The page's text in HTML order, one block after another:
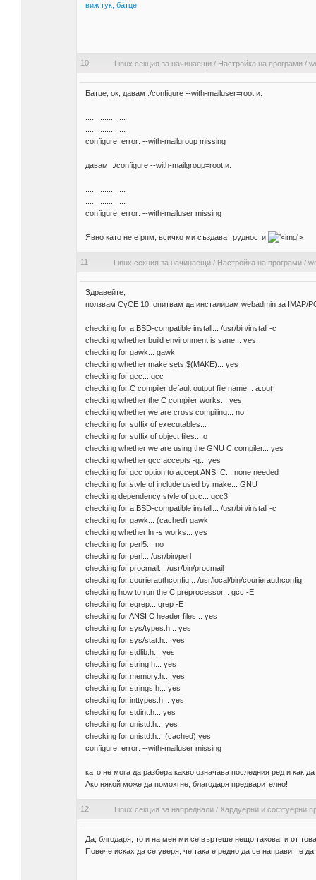
виж тук, батце
10 Linux секция за начинаещи/ Настройка на програми/
Батце, ок, давам ./configure --with-mailuser=root и:
configure: error: --with-mailgroup missing
давам ./configure --with-mailgroup=root и:
configure: error: --with-mailuser missing
Явно като не е рпм, всичко ми създава трудности '>
11 Linux секция за начинаещи/ Настройка на програми/
Здравейте,
ползвам СуСЕ 10; опитвам да инсталирам webadmin за IMAP/
checking for a BSD-compatible install... /usr/bin/install -c
checking whether build environment is sane... yes
checking for gawk... gawk
checking whether make sets $(MAKE)... yes
checking for gcc... gcc
checking for C compiler default output file name... a.out
checking whether the C compiler works... yes
checking whether we are cross compiling... no
checking for suffix of executables...
checking for suffix of object files... o
checking whether we are using the GNU C compiler... yes
checking whether gcc accepts -g... yes
checking for gcc option to accept ANSI C... none needed
checking for style of include used by make... GNU
checking dependency style of gcc... gcc3
checking for a BSD-compatible install... /usr/bin/install -c
checking for gawk... (cached) gawk
checking whether ln -s works... yes
checking for perl5... no
checking for perl... /usr/bin/perl
checking for procmail... /usr/bin/procmail
checking for courierauthconfig... /usr/local/bin/courierauthconfig
checking how to run the C preprocessor... gcc -E
checking for egrep... grep -E
checking for ANSI C header files... yes
checking for sys/types.h... yes
checking for sys/stat.h... yes
checking for stdlib.h... yes
checking for string.h... yes
checking for memory.h... yes
checking for strings.h... yes
checking for inttypes.h... yes
checking for stdint.h... yes
checking for unistd.h... yes
checking for unistd.h... (cached) yes
configure: error: --with-mailuser missing
като не мога да разбера какво означава последния ред и как
Ако някой може да помохгне, благодаря предварително!
12 Linux секция за напреднали/ Хардуерни и софтуерни
Да, блгодаря, то и на мен ми се въртеше нещо такова, и от
Повече исках да се уверя, че така е редно да се направи т.е